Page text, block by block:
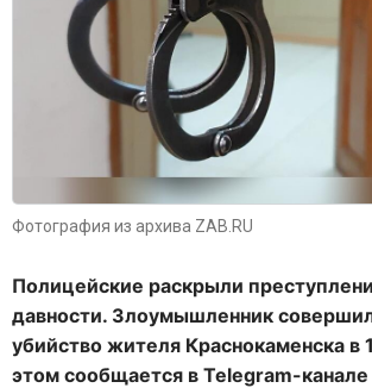
Фотография из архива ZAB.RU
Полицейские раскрыли
давности. Злоумышленник
убийство жителя Краснокаменска в
этом сообщается в Telegram-